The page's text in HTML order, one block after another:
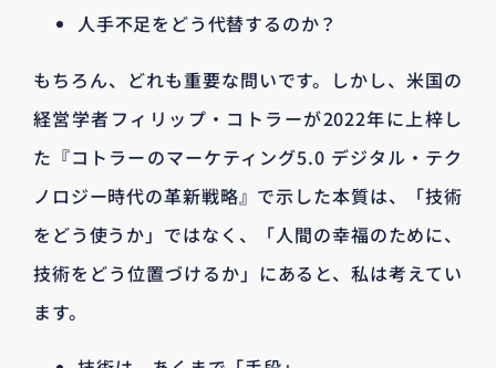
人手不足をどう代替するのか？
もちろん、どれも重要な問いです。しかし、米国の
経営学者フィリップ・コトラーが2022年に上梓し
た『コトラーのマーケティング5.0 デジタル・テク
ノロジー時代の革新戦略』で示した本質は、「技術
をどう使うか」ではなく、「人間の幸福のために、
技術をどう位置づけるか」にあると、私は考えてい
ます。